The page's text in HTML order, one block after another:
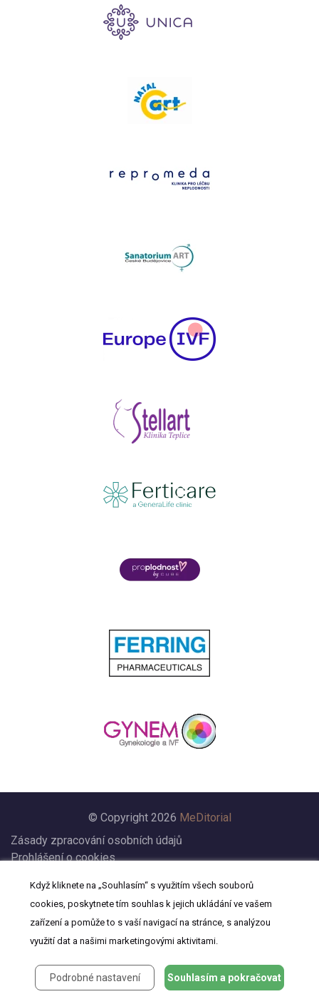
© Copyright 2026 MeDitorial
Zásady zpracování osobních údajů
Prohlášení o cookies
Prohlášení
Kontakt
Když kliknete na „Souhlasím“ s využitím všech souborů
cookies, poskytnete tím souhlas k jejich ukládání ve vašem
zařízení a pomůže to s vaší navigací na stránce, s analýzou
využití dat a našimi marketingovými aktivitami.
Podrobné nastavení Souhlasím a pokračovat